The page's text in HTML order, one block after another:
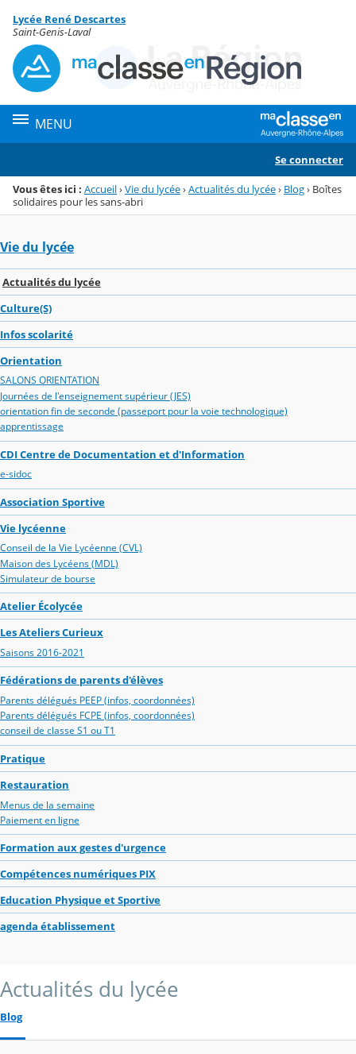
Menu de la rubrique
Contenu
Lycée René Descartes
Saint-Genis-Laval
MENU
Se connecter
Vous êtes ici : Accueil›Vie du lycée›Actualités du lycée› Blog› Boîtes
solidaires pour les sans-abri
Vie du lycée
Actualités du lycée
Culture(S)
Infos scolarité
Orientation
SALONS ORIENTATION
Journées de l'enseignement supérieur (JES)
orientation fin de seconde (passeport pour la voie technologique)
apprentissage
CDI Centre de Documentation et d'Information
e-sidoc
Association Sportive
Vie lycéenne
Conseil de la Vie Lycéenne (CVL)
Maison des Lycéens (MDL)
Simulateur de bourse
Atelier Écolycée
Les Ateliers Curieux
Saisons 2016-2021
Fédérations de parents d'élèves
Parents délégués PEEP (infos, coordonnées)
Parents délégués FCPE (infos, coordonnées)
conseil de classe S1 ou T1
Pratique
Restauration
Menus de la semaine
Paiement en ligne
Formation aux gestes d'urgence
Compétences numériques PIX
Education Physique et Sportive
agenda établissement
Actualités du lycée
Blog